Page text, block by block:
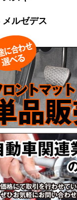
ジムニー シエラ
メルゼデス
GLCクラス